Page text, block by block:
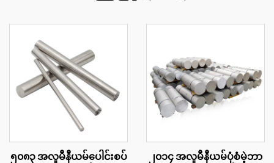
၅၀၈၃ အလူမီနီယမ်ပေါင်းစပ်
၂၀၁၄ အလူမီနီယမ်ပုံစံမဲ့ဘာ